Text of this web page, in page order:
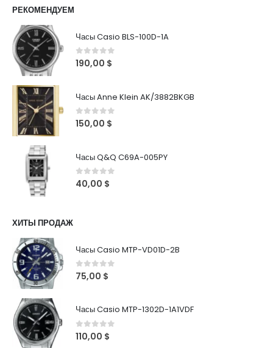
РЕКОМЕНДУЕМ
Часы Casio BLS-100D-1A
190,00 $
Часы Anne Klein AK/3882BKGB
150,00 $
Часы Q&Q C69A-005PY
40,00 $
ХИТЫ ПРОДАЖ
Часы Casio MTP-VD01D-2B
75,00 $
Часы Casio MTP-1302D-1A1VDF
110,00 $